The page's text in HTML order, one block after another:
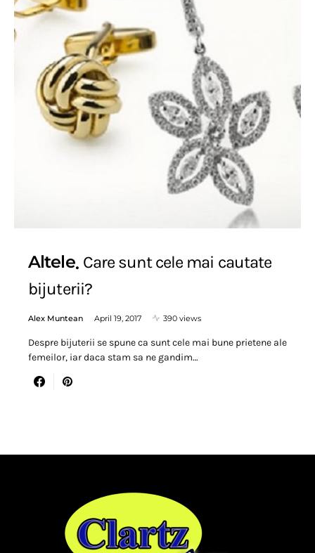
Altele Care sunt cele mai cautate
bijuterii?
Alex Muntean April 19, 2017 390 views
Despre bijuterii se spune ca sunt cele mai bune prietene ale
femeilor, iar daca stam sa ne gandim…